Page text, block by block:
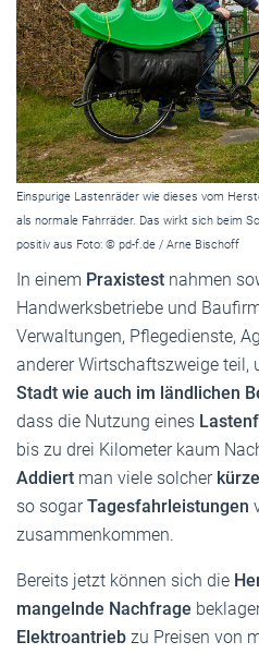
Einspurige Lastenräder wie dieses vom
als normale Fahrräder. Das wirkt sich beim
positiv aus Foto: © pd-f.de / Arne Bischoff
In einem Praxistest nahmen
Handwerksbetriebe und
Verwaltungen, Pflegedienste,
anderer Wirtschaftszweige teil,
Stadt wie auch im ländlichen
dass die Nutzung eines
bis zu drei Kilometer kaum
Addiert man viele solcher
so sogarTagesfahrleistungen
zusammenkommen.
Bereits jetzt können sich die
mangelnde Nachfrage
Elektroantrieb zu Preisen von